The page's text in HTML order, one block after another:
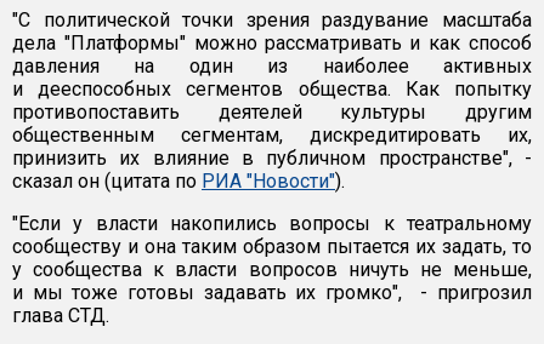
"С политической точки зрения раздувание масштаба
дела "Платформы" можно рассматривать и как способ
давления на один из наиболее активных
и дееспособных сегментов общества. Как попытку
противопоставить деятелей культуры другим
общественным сегментам, дискредитировать их,
принизить их влияние в публичном пространстве", -
сказал он (цитата по РИА "Новости").
"Если у власти накопились вопросы к театральному
сообществу и она таким образом пытается их задать, то
у сообщества к власти вопросов ничуть не меньше,
и мы тоже готовы задавать их громко", - пригрозил
глава СТД.